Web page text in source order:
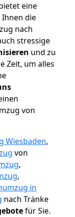
eine
die
nach
stressige
und zu
Zeit, um alles
von
Wiesbaden,
von
,
,
in
nach Tränke
für Sie.